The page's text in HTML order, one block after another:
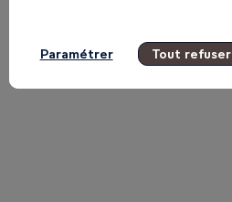
Main
Stage
Paramétrer Tout refuser